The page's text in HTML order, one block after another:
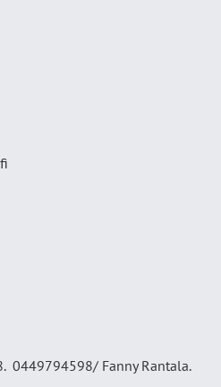
0449794598/ Fanny Rantala.